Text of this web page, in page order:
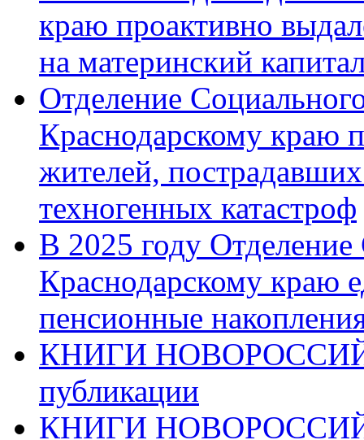
краю проактивно
на материнский
Отделение
Краснодарскому краю
жителей,
техногенных катастроф
В 2025 году
Краснодарскому краю
пенсионные
КНИГИ
публикации
КНИГИ